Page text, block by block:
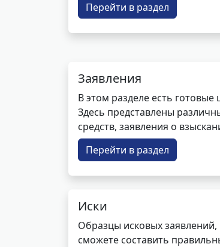
Перейти в раздел
Заявления
В этом разделе есть
Здесь представлены
средств, заявления о
Перейти в раздел
Иски
Образцы исковых
сможете составить